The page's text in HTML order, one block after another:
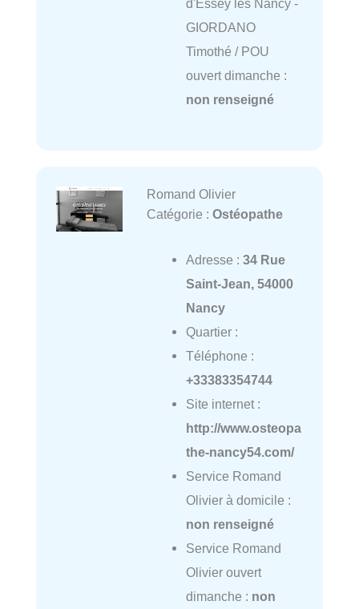
d'Essey les Nancy -
GIORDANO
Timothé / POU
ouvert dimanche :
non renseigné
Romand Olivier
Catégorie : Ostéopathe
Adresse : 34 Rue
Saint-Jean, 54000
Nancy
Quartier :
Téléphone :
+33383354744
Site internet :
http://www.osteopa
the-nancy54.com/
Service Romand
Olivier à domicile :
non renseigné
Service Romand
Olivier ouvert
dimanche : non